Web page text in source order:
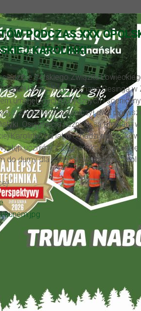
PODCZAS XXX
KAROLINKI”
Polskiego Związku
Szkół Leśnych im. Romana Gesinga
umiejętności muzycznych i
z Zagnańska wywalczył dwa
Osiągnięcia uczniów są efektem
Karolinki” od lat gromadzi
uczniów z Zagnańska spotkał
do dumy dla całej społeczności